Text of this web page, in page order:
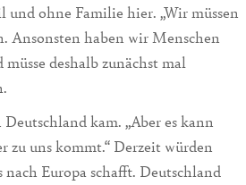
ohne Familie hier. „Wir müssen
Ansonsten haben wir Menschen
deshalb zunächst mal
kam. „Aber es kann
zu uns kommt.“ Derzeit würden
Europa schafft. Deutschland